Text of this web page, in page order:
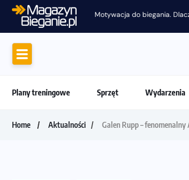
Motywacja do biegania.
Plany treningowe Sprzęt Wydarzenia
Home Aktualności Galen Rupp –